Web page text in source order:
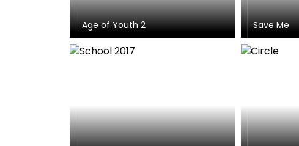
Age of Youth 2 Save Me